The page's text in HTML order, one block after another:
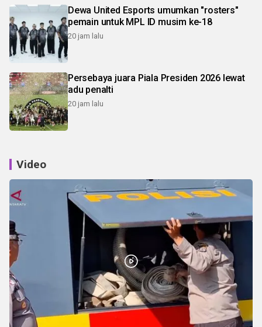
Dewa United Esports umumkan "rosters"
pemain untuk MPL ID musim ke-18
20 jam lalu
Persebaya juara Piala Presiden 2026 lewat
adu penalti
20 jam lalu
Video